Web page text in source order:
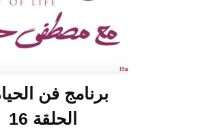
برنامج فن
الحلقة 16